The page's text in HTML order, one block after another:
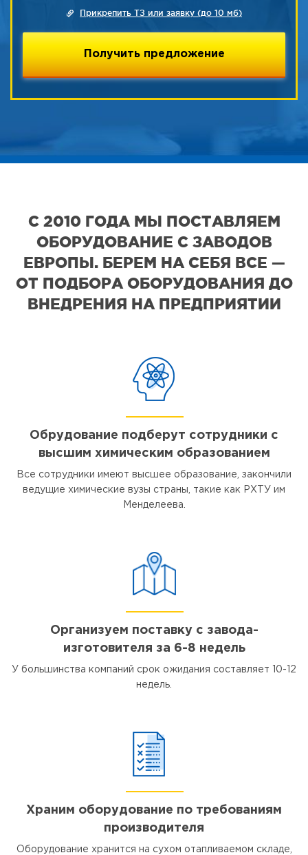
Прикрепить ТЗ или заявку (до 10 мб)
С 2010 ГОДА МЫ ПОСТАВЛЯЕМ
ОБОРУДОВАНИЕ С ЗАВОДОВ
ЕВРОПЫ. БЕРЕМ НА СЕБЯ ВСЕ —
ОТ ПОДБОРА ОБОРУДОВАНИЯ ДО
ВНЕДРЕНИЯ НА ПРЕДПРИЯТИИ
Обрудование подберут сотрудники с
высшим химическим образованием
Все сотрудники имеют высшее образование, закончили
ведущие химические вузы страны, такие как РХТУ им
Менделеева.
Организуем поставку с завода-
изготовителя за 6-8 недель
У большинства компаний срок ожидания составляет 10-12
недель.
Храним оборудование по требованиям
производителя
Оборудование хранится на сухом отапливаемом складе,